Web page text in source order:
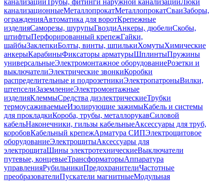
канализацииТрубы, фитинги наружной канализацииЛюки
канализационныеМеталлопрокатМеталлопрокатСваиЗаборы,
огражденияАвтоматика для воротКрепежные
изделияСаморезы, шурупыГвоздиАнкеры, дюбелиСкобы,
штифтыПерфорированный крепежГайки,
шайбыЗаклепкиБолты, винты, шпилькиХомутыХимические
анкерыКарабиныФиксаторы арматурыШплинтыПружины
универсальныеЭлектромонтажное оборудованиеРозетки и
выключателиЭлектрические звонкиКоробки
распределительные и подрозетникиЭлектропатроныВилки,
штепселиЗаземлениеЭлектромонтажные
изделияКлеммыСредства диэлектрическиеТрубки
термоусаживаемыеИзолирующие зажимыКабель и системы
для прокладкиКороба, трубы, металлорукавСиловой
кабельНаконечники, гильзы кабельныеАксессуары для труб,
коробовКабельный крепежАрматура СИПЭлектрощитовое
оборудованиеЭлектрощитыАксессуары для
электрощитаШины электротехническиеВыключатели
путевые, концевыеТрансформаторыАппаратура
управленияРубильникиПредохранителиЧастотные
преобразователиПускатели магнитныеМодульная